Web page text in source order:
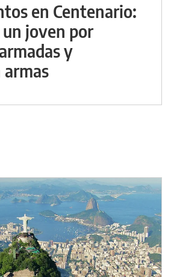
en Centenario:
joven por
y
armas